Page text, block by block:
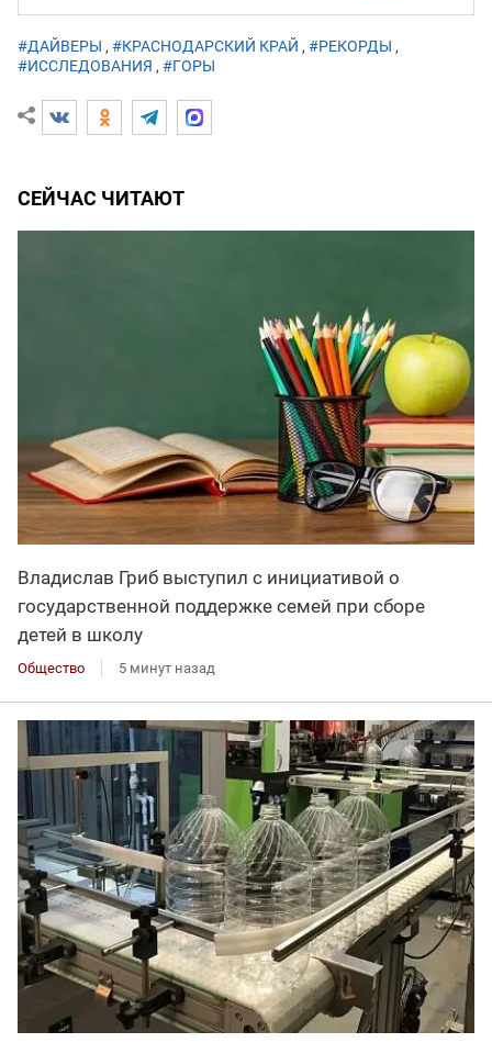
#ДАЙВЕРЫ , #КРАСНОДАРСКИЙ КРАЙ , #РЕКОРДЫ ,
#ИССЛЕДОВАНИЯ , #ГОРЫ
СЕЙЧАС ЧИТАЮТ
Владислав Гриб выступил с инициативой о
государственной поддержке семей при сборе
детей в школу
Общество 5 минут назад